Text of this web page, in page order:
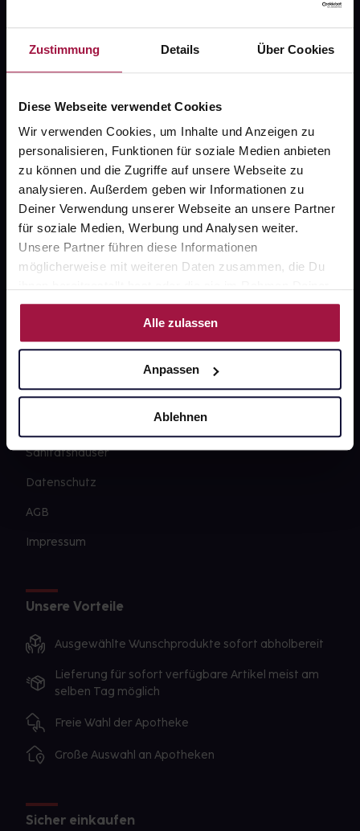
Zustimmung Details Über Cookies
Diese Webseite verwendet Cookies
Wir verwenden Cookies, um Inhalte und Anzeigen zu
personalisieren, Funktionen für soziale Medien anbieten
zu können und die Zugriffe auf unsere Webseite zu
analysieren. Außerdem geben wir Informationen zu
Deiner Verwendung unserer Webseite an unsere Partner
für soziale Medien, Werbung und Analysen weiter.
Unsere Partner führen diese Informationen
möglicherweise mit weiteren Daten zusammen, die Du
Nutzung der Dienste gesammelt haben.
Alle zulassen
Anpassen
Ablehnen
Fragen zu Deiner Bestellung?
Widerrufsformular
Über uns
Karriere
Barrierefreiheitserklärung
PAYBACK
Sanitätshäuser
Datenschutz
AGB
Impressum
Unsere Vorteile
Ausgewählte Wunschprodukte sofort abholbereit
Lieferung für sofort verfügbare Artikel meist am
selben Tag möglich
Freie Wahl der Apotheke
Große Auswahl an Apotheken
Sicher einkaufen